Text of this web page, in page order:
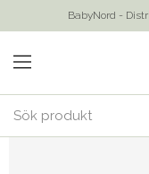
BabyNord -